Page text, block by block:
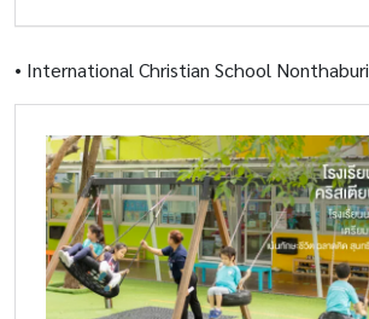
• International Christian School Nonthaburi